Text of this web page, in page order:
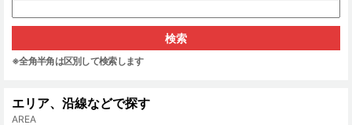
※全角半角は区別して検索します
エリア、沿線などで探す
AREA